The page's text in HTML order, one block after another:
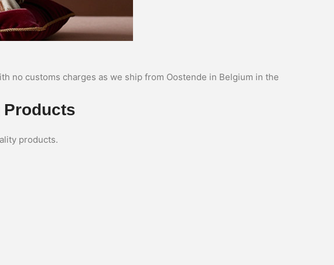
no customs charges as we ship from Oostende in Belgium in the
products.